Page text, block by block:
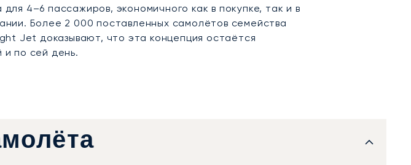
4–6 пассажиров, экономичного как в покупке, так и в
Более 2 000 поставленных самолётов семейства
Jet доказывают, что эта концепция остаётся
и по сей день.